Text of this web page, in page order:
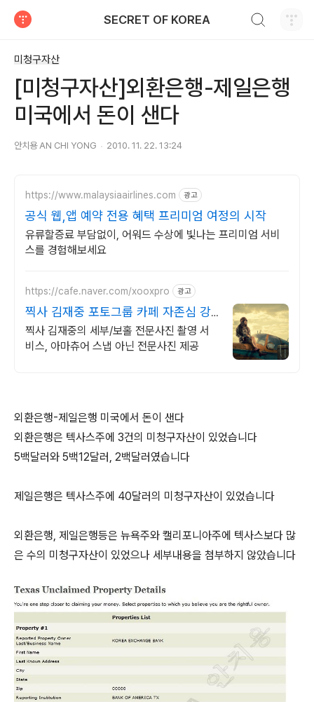
SECRET OF KOREA
미청구자산
[미청구자산]외환은행-제일은행
미국에서 돈이 샌다
안치용 AN CHI YONG 2010. 11. 22. 13:24
https://www.malaysiaairlines.com 광고
공식 웹,앱 예약 전용 혜택 프리미엄 여정의 시작
유류할증료 부담없이, 어워드 수상에 빛나는 프리미엄 서비
스를 경험해보세요
https://cafe.naver.com/xooxpro 광고
찍사 김재중 포토그룹 카페 자존심 강
한 촬영만 고집!
찍사 김재중의 세부/보홀 전문사진 촬영 서
비스, 아마츄어 스냅 아닌 전문사진 제공
외환은행-제일은행 미국에서 돈이 샌다
외환은행은 텍사스주에 3건의 미청구자산이 있었습니다
5백달러와 5백12달러, 2백달러였습니다
제일은행은 텍사스주에 40달러의 미청구자산이 있었습니다
외환은행, 제일은행등은 뉴욕주와 캘리포니아주에 텍사스보다 많
은 수의 미청구자산이 있었으나 세부내용을 첨부하지 않았습니다